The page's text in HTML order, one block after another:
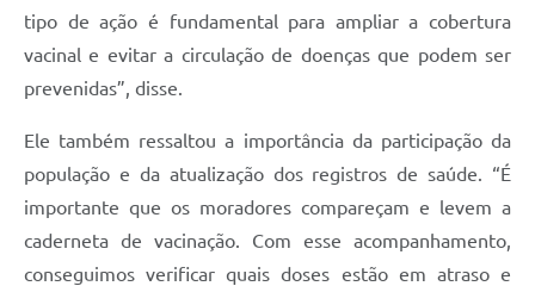
tipo de ação é fundamental para ampliar a cobertura
vacinal e evitar a circulação de doenças que podem ser
prevenidas”, disse.
Ele também ressaltou a importância da participação da
população e da atualização dos registros de saúde. “É
importante que os moradores compareçam e levem a
caderneta de vacinação. Com esse acompanhamento,
conseguimos verificar quais doses estão em atraso e